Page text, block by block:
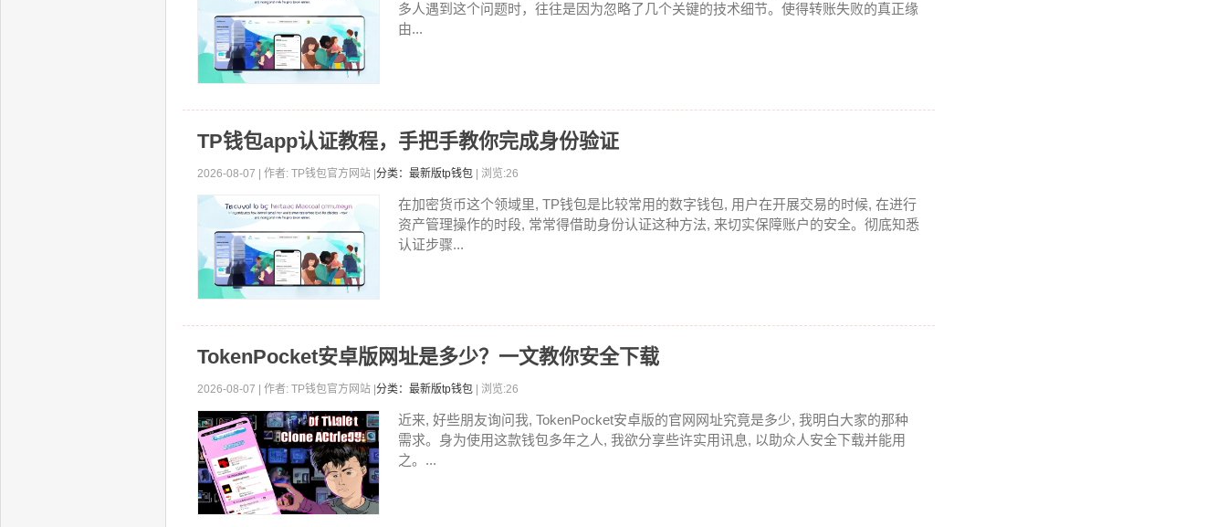
多人遇到这个问题时，往往是因为忽略了几个关键的技术细节。使得转账失败的真正缘
由...
TP钱包app认证教程，手把手教你完成身份验证
2026-08-07 | 作者: TP钱包官方网站 | 分类：最新版tp钱包 | 浏览:26
在加密货币这个领域里, TP钱包是比较常用的数字钱包, 用户在开展交易的时候, 在进行
资产管理操作的时段, 常常得借助身份认证这种方法, 来切实保障账户的安全。彻底知悉
认证步骤...
TokenPocket安卓版网址是多少？一文教你安全下载
2026-08-07 | 作者: TP钱包官方网站 | 分类：最新版tp钱包 | 浏览:26
近来, 好些朋友询问我, TokenPocket安卓版的官网网址究竟是多少, 我明白大家的那种
需求。身为使用这款钱包多年之人, 我欲分享些许实用讯息, 以助众人安全下载并能用
之。...